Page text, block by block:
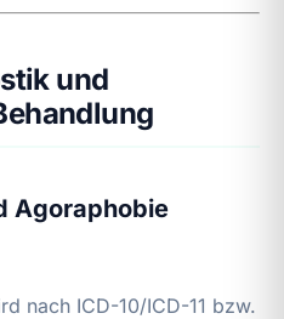
und
Agoraphobie
nach ICD-10/ICD-11 bzw.